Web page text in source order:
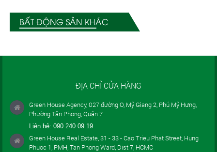
BẤT ĐỘNG SẢN KHÁC
ĐỊA CHỈ CỬA HÀNG
Green House Agency, 027 đường O, Mỹ Giang 2, Phú Mỹ Hưng,
Phường Tân Phong, Quận 7
Liên hệ: 090 240 09 19
Green House Real Estate, 31 - 33 - Cao Trieu Phat Street, Hung
Phuoc 1, PMH, Tan Phong Ward, Dist 7, HCMC